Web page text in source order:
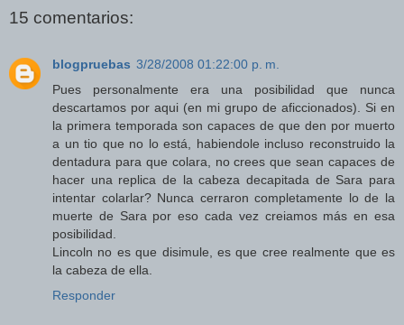
15 comentarios:
blogpruebas 3/28/2008 01:22:00 p. m.
Pues personalmente era una posibilidad que nunca
descartamos por aqui (en mi grupo de aficcionados). Si en
la primera temporada son capaces de que den por muerto
a un tio que no lo está, habiendole incluso reconstruido la
dentadura para que colara, no crees que sean capaces de
hacer una replica de la cabeza decapitada de Sara para
intentar colarlar? Nunca cerraron completamente lo de la
muerte de Sara por eso cada vez creiamos más en esa
posibilidad.
Lincoln no es que disimule, es que cree realmente que es
la cabeza de ella.
Responder